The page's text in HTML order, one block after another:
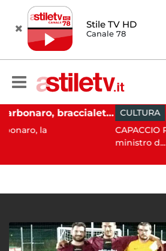
Stile TV HD
Canale 78
Martina Carbonaro, braccialetto elettronico per i genitori della 14enne uccisa dall'ex CULTURA 10:54
CAPACCIO
ministro d...